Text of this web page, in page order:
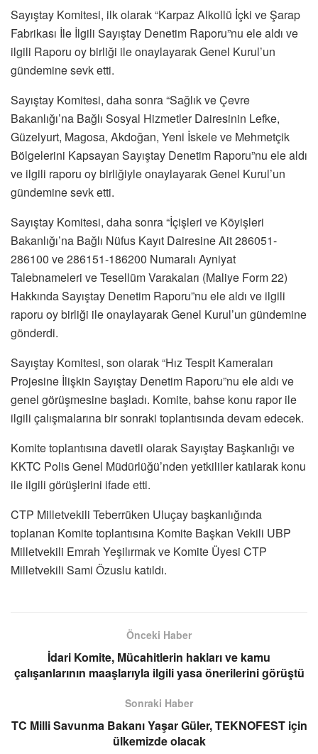
Sayıştay Komitesi, ilk olarak “Karpaz Alkollü İçki ve Şarap
Fabrikası İle İlgili Sayıştay Denetim Raporu”nu ele aldı ve
ilgili Raporu oy birliği ile onaylayarak Genel Kurul’un
gündemine sevk etti.
Sayıştay Komitesi, daha sonra “Sağlık ve Çevre
Bakanlığı’na Bağlı Sosyal Hizmetler Dairesinin Lefke,
Güzelyurt, Magosa, Akdoğan, Yeni İskele ve Mehmetçik
Bölgelerini Kapsayan Sayıştay Denetim Raporu”nu ele aldı
ve ilgili raporu oy birliğiyle onaylayarak Genel Kurul’un
gündemine sevk etti.
Sayıştay Komitesi, daha sonra “İçişleri ve Köyişleri
Bakanlığı’na Bağlı Nüfus Kayıt Dairesine Ait 286051-
286100 ve 286151-186200 Numaralı Ayniyat
Talebnameleri ve Tesellüm Varakaları (Maliye Form 22)
Hakkında Sayıştay Denetim Raporu”nu ele aldı ve ilgili
raporu oy birliği ile onaylayarak Genel Kurul’un gündemine
gönderdi.
Sayıştay Komitesi, son olarak “Hız Tespit Kameraları
Projesine İlişkin Sayıştay Denetim Raporu”nu ele aldı ve
genel görüşmesine başladı. Komite, bahse konu rapor ile
ilgili çalışmalarına bir sonraki toplantısında devam edecek.
Komite toplantısına davetli olarak Sayıştay Başkanlığı ve
KKTC Polis Genel Müdürlüğü’nden yetkililer katılarak konu
ile ilgili görüşlerini ifade etti.
CTP Milletvekili Teberrüken Uluçay başkanlığında
toplanan Komite toplantısına Komite Başkan Vekili UBP
Milletvekili Emrah Yeşilırmak ve Komite Üyesi CTP
Milletvekili Sami Özuslu katıldı.
Önceki Haber
İdari Komite, Mücahitlerin hakları ve kamu
çalışanlarının maaşlarıyla ilgili yasa önerilerini görüştü
Sonraki Haber
TC Milli Savunma Bakanı Yaşar Güler, TEKNOFEST için
ülkemizde olacak